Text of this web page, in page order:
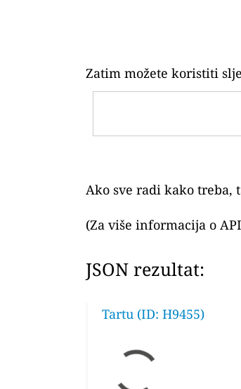
Zatim možete koristiti
Ako sve radi kako treba,
(Za više informacija o
JSON rezultat:
Tartu (ID: H9455)